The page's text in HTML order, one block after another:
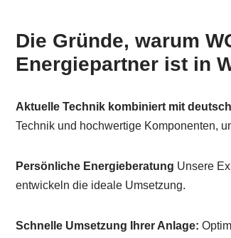
Die Gründe, warum
Energiepartner ist in
Aktuelle Technik kombiniert mit
Technik und hochwertige Komponenten,
Persönliche Energieberatung Unsere
entwickeln die ideale Umsetzung.
Schnelle Umsetzung Ihrer Anlage: